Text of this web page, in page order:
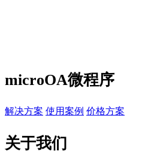
microOA微程序
解决方案 使用案例 价格方案
关于我们